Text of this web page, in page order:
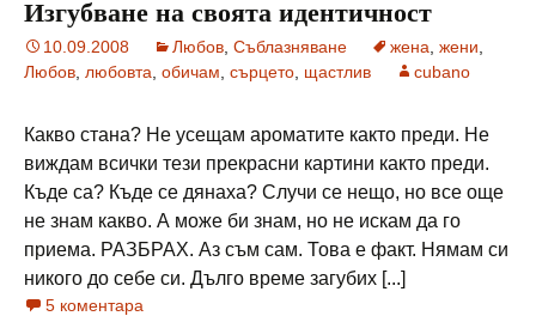
Изгубване на своята идентичност
10.09.2008 Любов Съблазняване жена жени
Любов любовта обичам сърцето щастлив cubano
Какво стана? Не усещам ароматите както преди. Не
виждам всички тези прекрасни картини както преди.
Къде са? Къде се дянаха? Случи се нещо, но все още
не знам какво. А може би знам, но не искам да го
приема. РАЗБРАХ. Аз съм сам. Това е факт. Нямам си
никого до себе си. Дълго време загубих [...]
5 коментара